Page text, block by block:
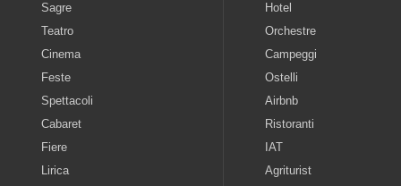
Sagre
Teatro
Cinema
Feste
Spettacoli
Cabaret
Fiere
Lirica
Hotel
Orchestre
Campeggi
Ostelli
Airbnb
Ristoranti
IAT
Agriturist